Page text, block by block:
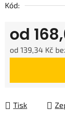
Kód:
od
od 139,34 Kč
Tisk